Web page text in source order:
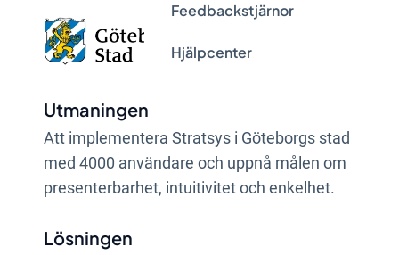
Feedbackstjärnor
Hjälpcenter
Utmaningen
Att implementera Stratsys i Göteborgs stad
med 4000 användare och uppnå målen om
presenterbarhet, intuitivitet och enkelhet.
Lösningen